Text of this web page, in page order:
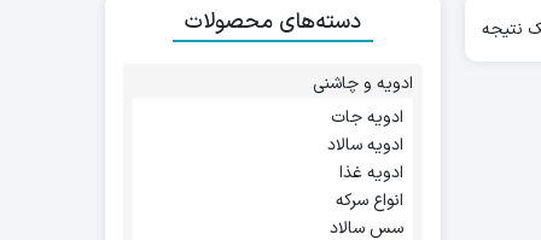
سرد
نتیجه دسته‌های محصولات
ادویه و چاشنی
ادویه جات
ادویه سالاد
ادویه غذا
انواع سرکه
سس سالاد